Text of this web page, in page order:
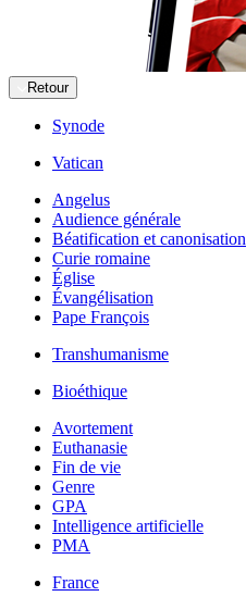
Retour
Synode
Vatican
Angelus
Audience générale
Béatification et canonisation
Curie romaine
Église
Évangélisation
Pape François
Transhumanisme
Bioéthique
Avortement
Euthanasie
Fin de vie
Genre
GPA
Intelligence artificielle
PMA
France